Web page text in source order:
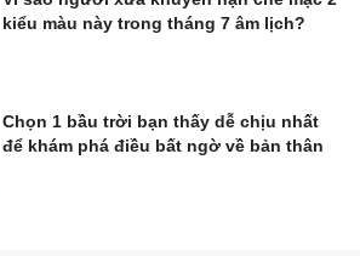
kiểu màu này trong tháng 7 âm lịch?
Chọn 1 bầu trời bạn thấy dễ chịu nhất
để khám phá điều bất ngờ về bản thân